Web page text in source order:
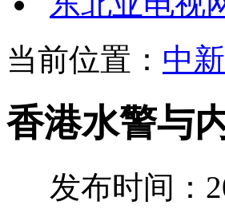
当前位置： 中
香港水警与
发布时间：